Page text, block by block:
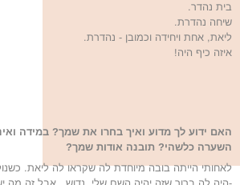
בית נהדר.
שיחה נהדרת.
ליאת, אחת ויחידה וכמובן - נהדרת.
איזה כיף היה!
האם ידוע לך מדוע ואיך בחרו את שמך? במידה
השערה כלשהי? תובנה אודות שמך?
לאחותי הייתה בובה מיוחדת לה שקראו לה ליאת.